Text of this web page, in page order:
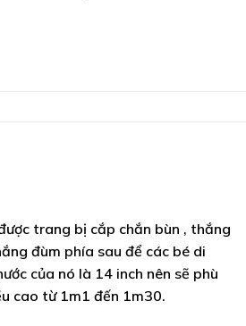
trang bị cắp chắn bùn , thắng
đùm phía sau để các bé di
của nó là 14 inch nên sẽ phù
cao từ 1m1 đến 1m30.